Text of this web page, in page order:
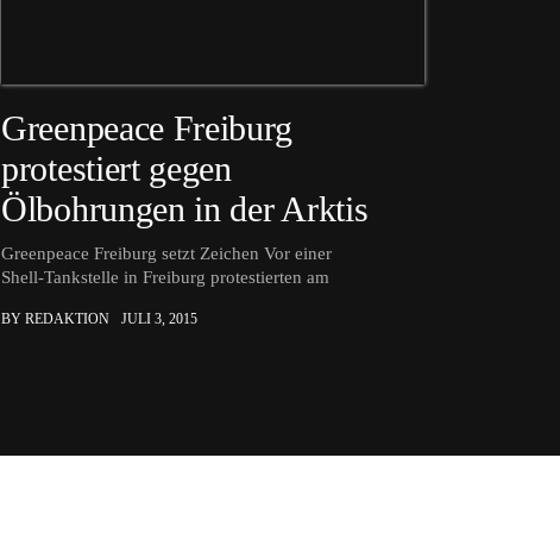
Greenpeace Freiburg
protestiert gegen
Ölbohrungen in der Arktis
Greenpeace Freiburg setzt Zeichen Vor einer
Shell-Tankstelle in Freiburg protestierten am
BY REDAKTION JULI 3, 2015